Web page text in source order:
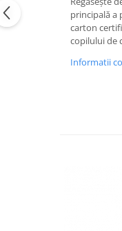
principală a
carton
copilului de
Informatii